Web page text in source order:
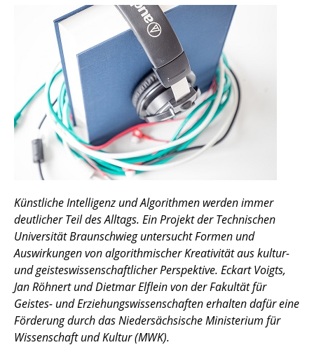
Künstliche Intelligenz und Algorithmen werden immer
deutlicher Teil des Alltags. Ein Projekt der Technischen
Universität Braunschwieg untersucht Formen und
Auswirkungen von algorithmischer Kreativität aus kultur-
und geisteswissenschaftlicher Perspektive. Eckart Voigts,
Jan Röhnert und Dietmar Elflein von der Fakultät für
Geistes- und Erziehungswissenschaften erhalten dafür eine
Förderung durch das Niedersächsische Ministerium für
Wissenschaft und Kultur (MWK).